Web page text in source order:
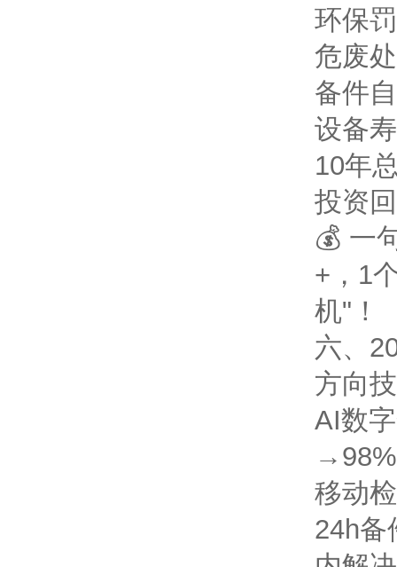
环保
危废
备件
设备
10年
投资
💰 一
+，1
机"！
六、
方向
AI数
→98%
移动
24h备